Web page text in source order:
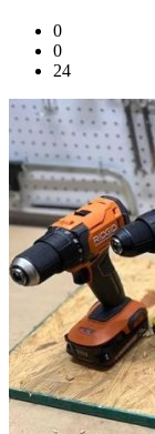
0
0
24